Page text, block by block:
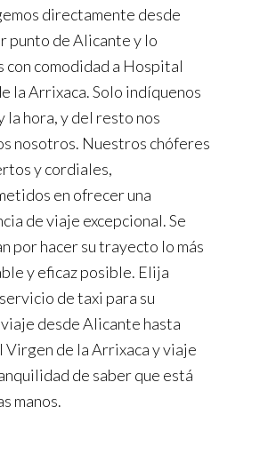
directamente desde
punto de Alicante y lo
con comodidad a Hospital
la Arrixaca. Solo indíquenos
la hora, y del resto nos
nosotros. Nuestros chóferes
y cordiales,
en ofrecer una
de viaje excepcional. Se
por hacer su trayecto lo más
y eficaz posible. Elija
de taxi para su
desde Alicante hasta
Virgen de la Arrixaca y viaje
de saber que está
manos.